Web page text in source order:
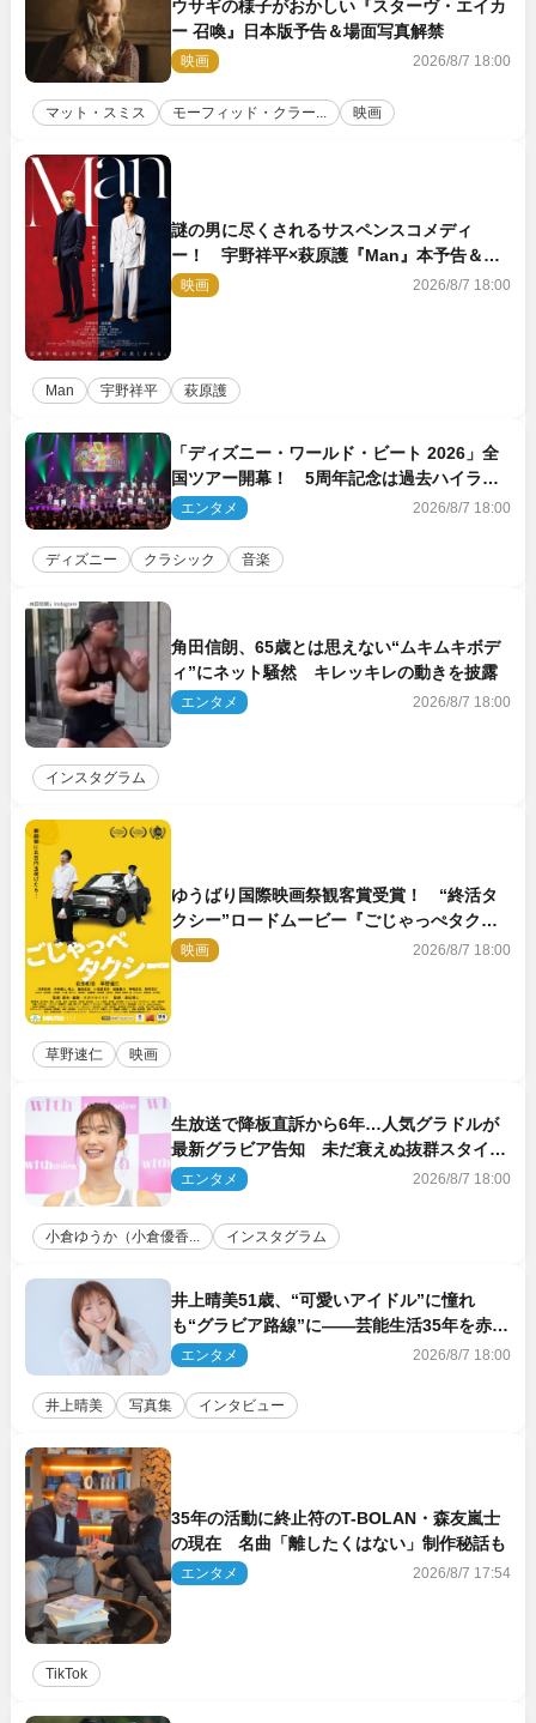
ウサギの様子がおかしい『スターヴ・エイカ
ー 召喚』日本版予告＆場面写真解禁
映画 2026/8/7 18:00
マット・スミス モーフィッド・クラー... 映画
謎の男に尽くされるサスペンスコメディ
ー！ 宇野祥平×萩原護『Man』本予告＆新
ビジュアル解禁
映画 2026/8/7 18:00
Man 宇野祥平 萩原護
「ディズニー・ワールド・ビート 2026」全
国ツアー開幕！ 5周年記念は過去ハイライ
ト＆クルーズ旅を大満喫！【潜入レポート】
エンタメ 2026/8/7 18:00
ディズニー クラシック 音楽
角田信朗、65歳とは思えない“ムキムキボデ
ィ”にネット騒然 キレッキレの動きを披露
エンタメ 2026/8/7 18:00
インスタグラム
ゆうばり国際映画祭観客賞受賞！ “終活タ
クシー”ロードムービー『ごじゃっぺタクシ
ー』10月公開＆予告解禁
映画 2026/8/7 18:00
草野速仁 映画
生放送で降板直訴から6年…人気グラドルが
最新グラビア告知 未だ衰えぬ抜群スタイル
に反響
エンタメ 2026/8/7 18:00
小倉ゆうか（小倉優香... インスタグラム
井上晴美51歳、“可愛いアイドル”に憧れ
も“グラビア路線”に――芸能生活35年を赤
裸々に語る 27年ぶりに写真集発売
エンタメ 2026/8/7 18:00
井上晴美 写真集 インタビュー
35年の活動に終止符のT-BOLAN・森友嵐士
の現在 名曲「離したくはない」制作秘話も
エンタメ 2026/8/7 17:54
TikTok